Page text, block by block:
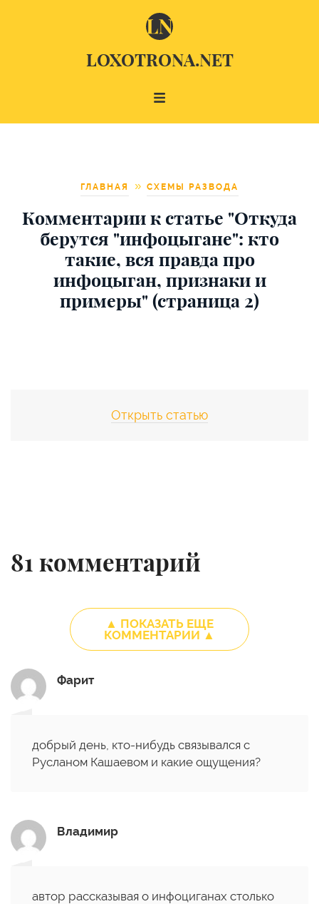
LOXOTRONA.NET
ГЛАВНАЯ СХЕМЫ РАЗВОДА
Комментарии к статье "Откуда
берутся "инфоцыгане": кто
такие, вся правда про
инфоцыган, признаки и
примеры" (страница 2)
Открыть статью
81 комментарий
▲ ПОКАЗАТЬ ЕЩЕ
КОММЕНТАРИИ ▲
Фарит
добрый день, кто-нибудь связывался с
Русланом Кашаевом и какие ощущения?
Владимир
автор рассказывая о инфоциганах столько